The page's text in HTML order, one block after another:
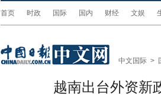
首页 时政 国际 国内 财经 文娱
中文国际 >
越南出台外资新